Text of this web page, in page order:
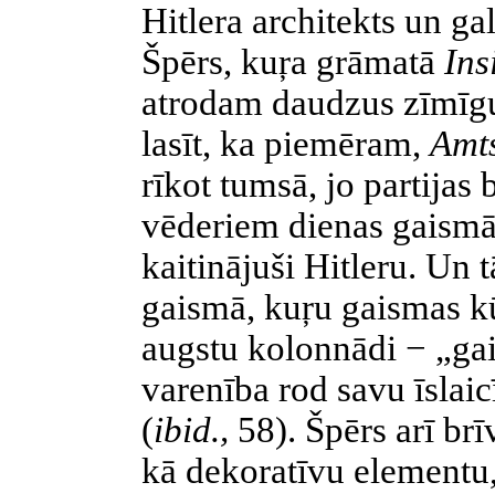
Hitlera architekts un
Špērs, kuŗa grāmatā
atrodam daudzus
lasīt, ka piemēram,
rīkot tumsā, jo partijas
vēderiem dienas
kaitinājuši Hitleru. Un
gaismā, kuŗu gaismas
augstu kolonnādi −
varenība rod savu
(ibid., 58). Špērs arī
kā dekoratīvu